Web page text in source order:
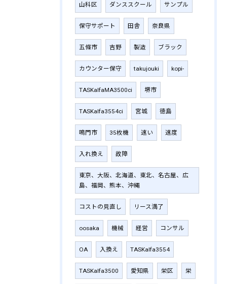
山科区 ダンススクール サンプル
保守サポート 田舎 奈良県
五條市 吉野 製造 ブラック
カウンター保守 takujouki kopi-
TASKalfaMA3500ci 堺市
TASKalfa3554ci 宮城 徳島
鳴門市 35枚機 速い 速度
入れ換え 故障
東京、大阪、北海道、東北、名古屋、広
島、福岡、熊本、沖縄
コストの見直し リース満了
oosaka 機械 経営 コンサル
OA 入換え TASKalfa3554
TASKalfa3500 愛知県 栄区 栄